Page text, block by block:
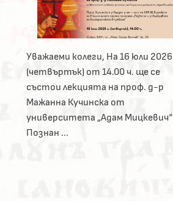
Уважаеми колеги, На 16 юли 2026
(четвъртък) от 14.00 ч. ще се
състои лекцията на проф. д-р
Мажанна Кучинска от
университета „Адам Мицкевич“
Познан ...